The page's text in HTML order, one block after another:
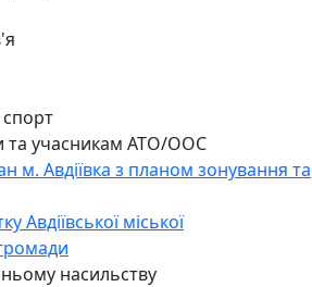
та учасникам АТО/ООС
м. Авдіївка з планом зонування та
Авдіївської міської
насильству